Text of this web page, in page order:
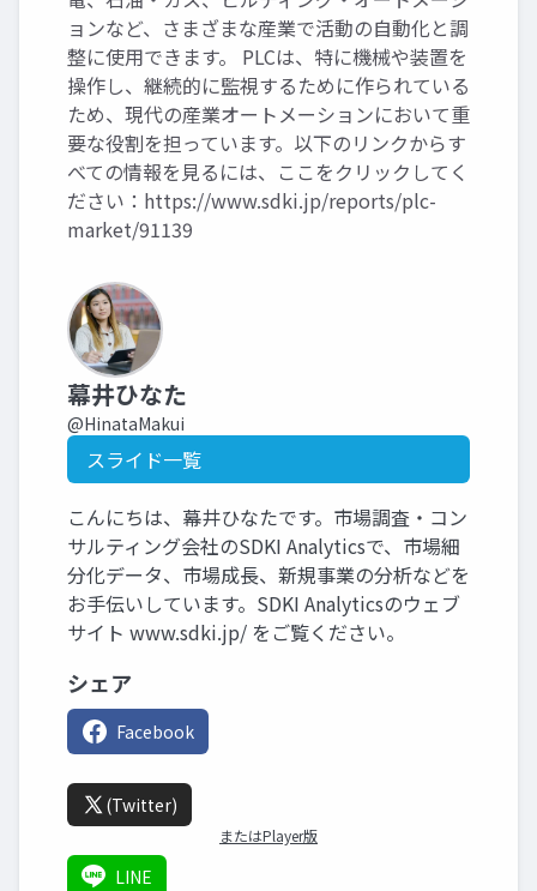
ョンなど、さまざまな産業で活動の自動化と調
整に使用できます。 PLCは、特に機械や装置を
操作し、継続的に監視するために作られている
ため、現代の産業オートメーションにおいて重
要な役割を担っています。以下のリンクからす
べての情報を見るには、ここをクリックしてく
ださい： https://www.sdki.jp/reports/plc-
market/91139
幕井ひなた
@HinataMakui
スライド一覧
こんにちは、幕井ひなたです。市場調査・コン
サルティング会社のSDKI Analyticsで、市場細
分化データ、市場成長、新規事業の分析などを
お手伝いしています。SDKI Analyticsのウェブ
サイト www.sdki.jp/ をご覧ください。
シェア
Facebook
(Twitter)
またはPlayer版
LINE